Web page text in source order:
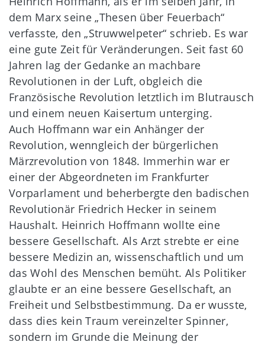
dem Marx seine „Thesen über Feuerbach“
verfasste, den „Struwwelpeter“ schrieb. Es war
eine gute Zeit für Veränderungen. Seit fast 60
Jahren lag der Gedanke an machbare
Revolutionen in der Luft, obgleich die
Französische Revolution letztlich im Blutrausch
und einem neuen Kaisertum unterging.
Auch Hoffmann war ein Anhänger der
Revolution, wenngleich der bürgerlichen
Märzrevolution von 1848. Immerhin war er
einer der Abgeordneten im Frankfurter
Vorparlament und beherbergte den badischen
Revolutionär Friedrich Hecker in seinem
Haushalt. Heinrich Hoffmann wollte eine
bessere Gesellschaft. Als Arzt strebte er eine
bessere Medizin an, wissenschaftlich und um
das Wohl des Menschen bemüht. Als Politiker
glaubte er an eine bessere Gesellschaft, an
Freiheit und Selbstbestimmung. Da er wusste,
dass dies kein Traum vereinzelter Spinner,
sondern im Grunde die Meinung der